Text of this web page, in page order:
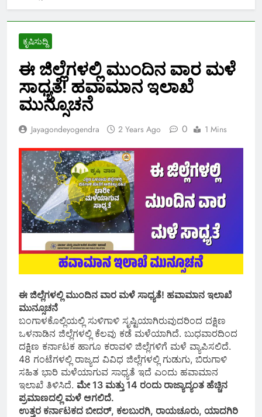
ಕೃಷಿಸುದ್ದಿ
ಈ ಜಿಲ್ಲೆಗಳಲ್ಲಿ ಮುಂದಿನ ವಾರ ಮಳೆ
ಸಾಧ್ಯತೆ! ಹವಾಮಾನ ಇಲಾಖೆ
ಮುನ್ಸೂಚನೆ
Jayagondeyogendra 2 Years Ago 0 1 Mins
ಈ ಜಿಲ್ಲೆಗಳಲ್ಲಿ ಮುಂದಿನ ವಾರ ಮಳೆ ಸಾಧ್ಯತೆ! ಹವಾಮಾನ ಇಲಾಖೆ
ಮುನ್ಸೂಚನೆ
ಬಂಗಾಳಕೊಲ್ಲಿಯಲ್ಲಿ ಸುಳಿಗಾಳಿ ಸೃಷ್ಟಿಯಾಗಿರುವುದರಿಂದ ದಕ್ಷಿಣ
ಒಳನಾಡಿನ ಜಿಲ್ಲೆಗಳಲ್ಲಿ ಕೆಲವು ಕಡೆ ಮಳೆಯಾಗಿದೆ. ಬುಧವಾರದಿಂದ
ದಕ್ಷಿಣ ಕರ್ನಾಟಕ ಹಾಗೂ ಕರಾವಳಿ ಜಿಲ್ಲೆಗಳಿಗೆ ಮಳೆ ವ್ಯಾಪಿಸಲಿದೆ.
48 ಗಂಟೆಗಳಲ್ಲಿ ರಾಜ್ಯದ ವಿವಿಧ ಜಿಲ್ಲೆಗಳಲ್ಲಿ ಗುಡುಗು, ಬಿರುಗಾಳಿ
ಸಹಿತ ಭಾರಿ ಮಳೆಯಾಗುವ ಸಾಧ್ಯತೆ ಇದೆ ಎಂದು ಹವಾಮಾನ
ಇಲಾಖೆ ತಿಳಿಸಿದೆ. ಮೇ 13 ಮತ್ತು 14 ರಂದು ರಾಜ್ಯಾದ್ಯಂತ ಹೆಚ್ಚಿನ
ಪ್ರಮಾಣದಲ್ಲಿ ಮಳೆ ಆಗಲಿದೆ.
ಉತ್ತರ ಕರ್ನಾಟಕದ ಬೀದರ್, ಕಲಬುರಗಿ, ರಾಯಚೂರು, ಯಾದಗಿರಿ